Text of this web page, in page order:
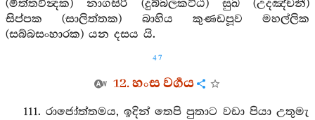
(මිත්තවින්‍දක) නාගසිරි (දුබ්බලකට්ඨ) සුඛ (උදඤ්චනී)
සිප්පක (සාලිත්තක) බාහිය කුණඩපූව මහල්ලික
(සබ්බසංහාරක) යන දසය යි.
47
12. හංස වර්‍ගය
111. රාජෝත්තමය, ඉදින් තෙපි පුතාට වඩා පියා උතුමැ